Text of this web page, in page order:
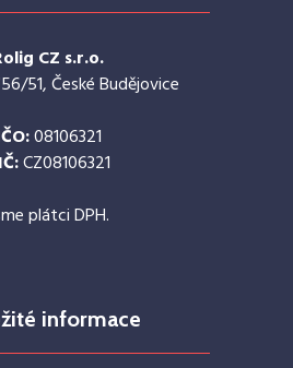
CZ s.r.o.
51, České Budějovice
08106321
CZ08106321
plátci DPH.
informace